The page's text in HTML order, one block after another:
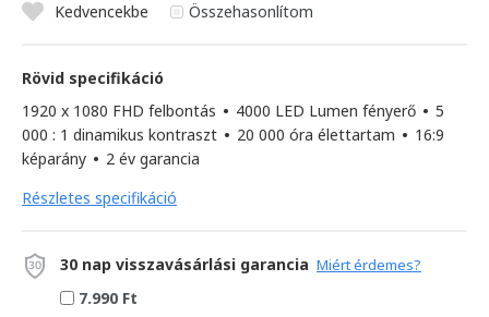
Kedvencekbe Összehasonlítom
Rövid specifikáció
1920 x 1080 FHD felbontás • 4000 LED Lumen fényerő • 5
000 : 1 dinamikus kontraszt • 20 000 óra élettartam • 16:9
képarány • 2 év garancia
Részletes specifikáció
30 nap visszavásárlási garancia Miért érdemes?
7.990 Ft